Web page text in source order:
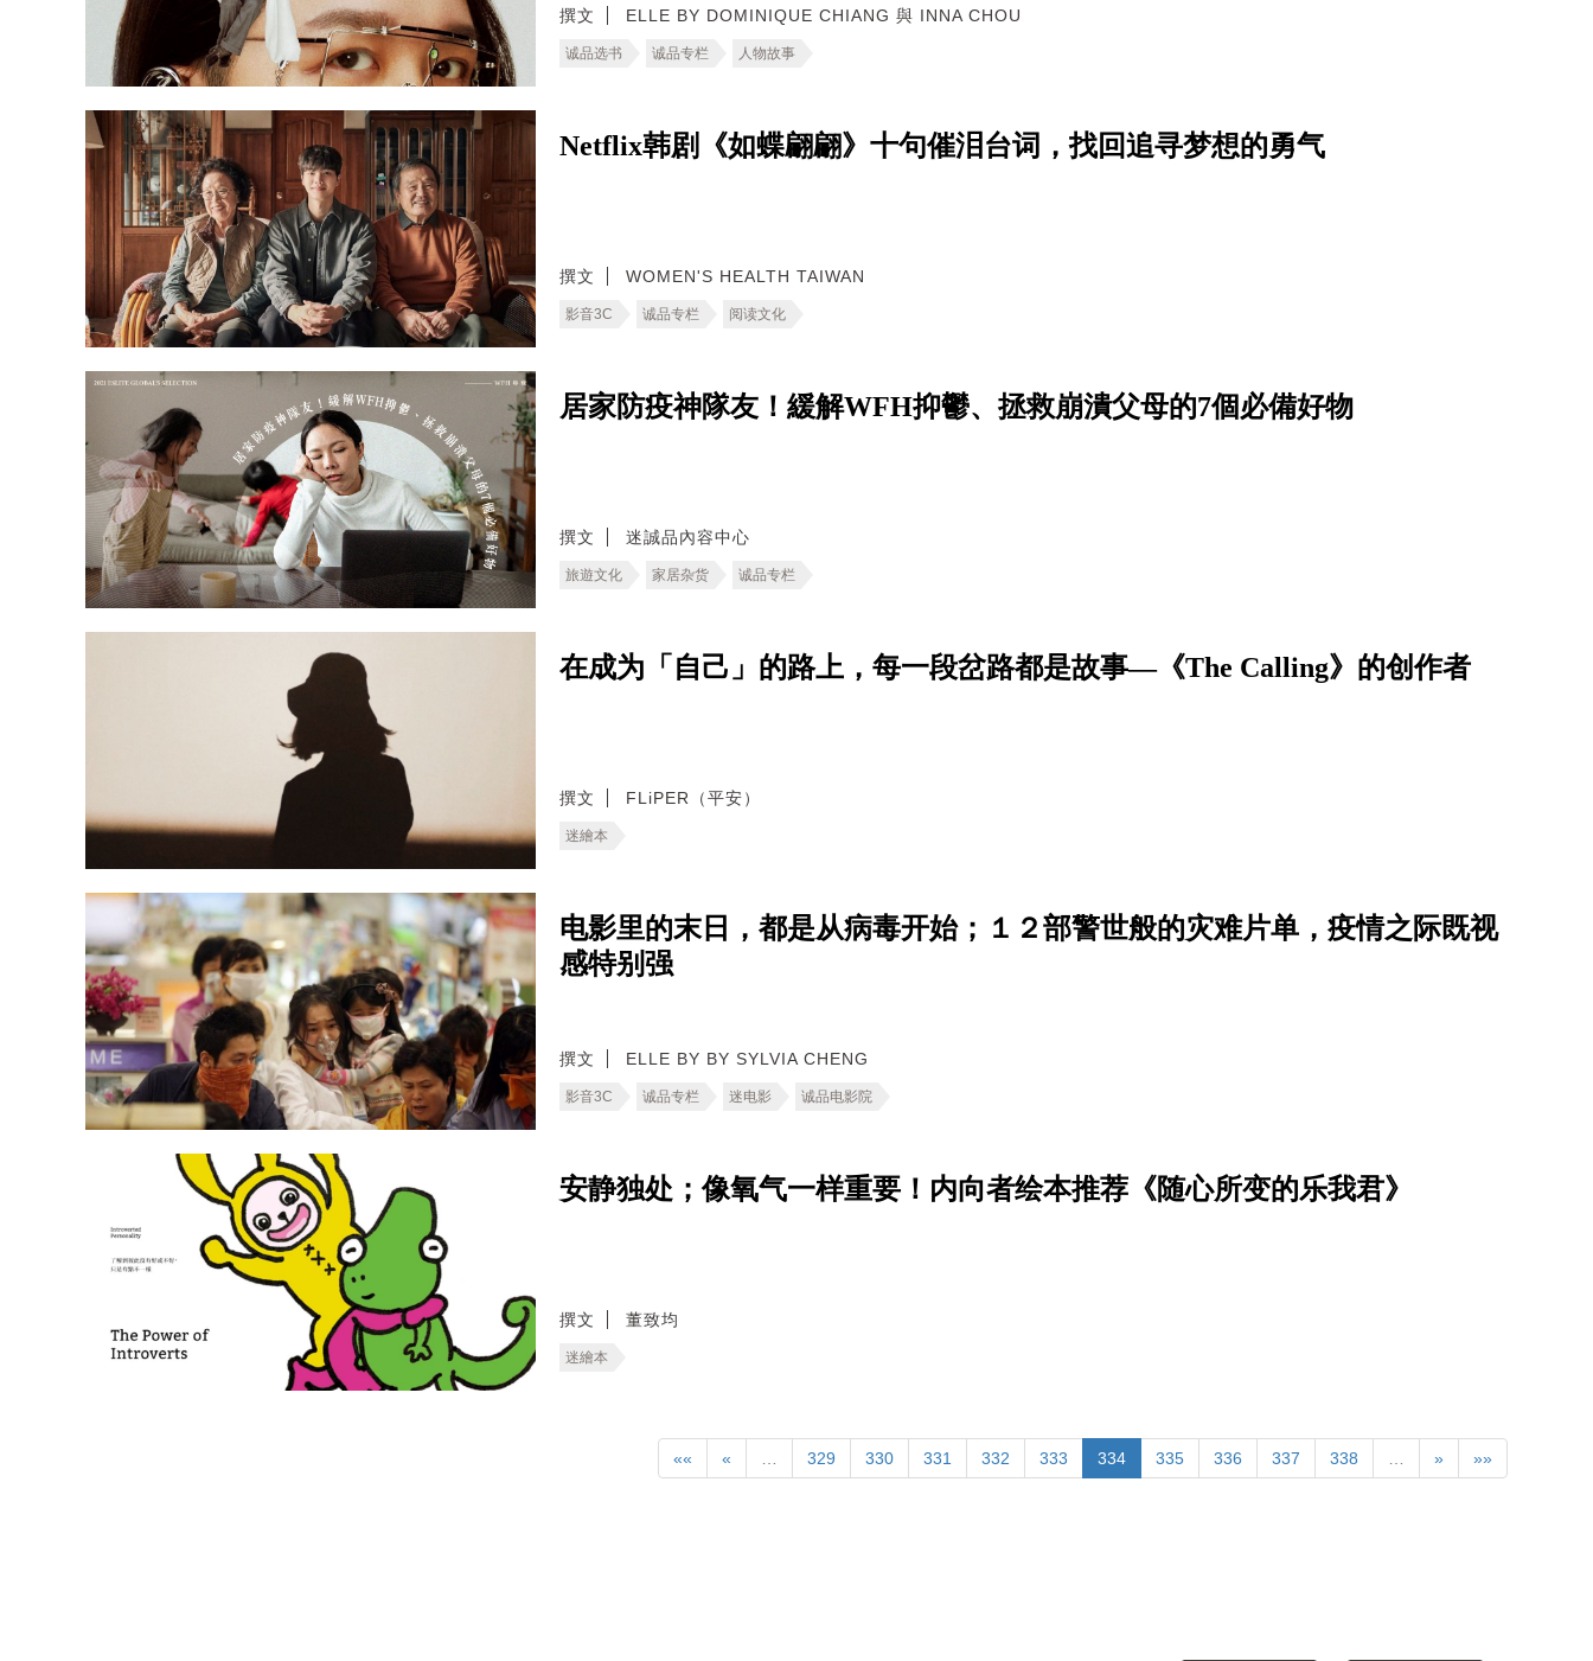
撰文 ELLE BY DOMINIQUE CHIANG 與 INNA CHOU
诚品选书 诚品专栏 人物故事
Netflix韩剧《如蝶翩翩》十句催泪台词，找回追寻梦想的勇气
撰文 WOMEN'S HEALTH TAIWAN
影音3C 诚品专栏 阅读文化
居家防疫神隊友！緩解WFH抑鬱、拯救崩潰父母的7個必備好物
撰文 迷誠品內容中心
旅遊文化 家居杂货 诚品专栏
在成为「自己」的路上，每一段岔路都是故事—《The Calling》的创作者
撰文 FLiPER（平安）
迷繪本
电影里的末日，都是从病毒开始；１２部警世般的灾难片单，疫情之际既视
感特别强
撰文 ELLE BY BY SYLVIA CHENG
影音3C 诚品专栏 迷电影 诚品电影院
安静独处；像氧气一样重要！内向者绘本推荐《随心所变的乐我君》
撰文 董致均
迷繪本
«« « … 329 330 331 332 333 334 335 336 337 338 … » »»